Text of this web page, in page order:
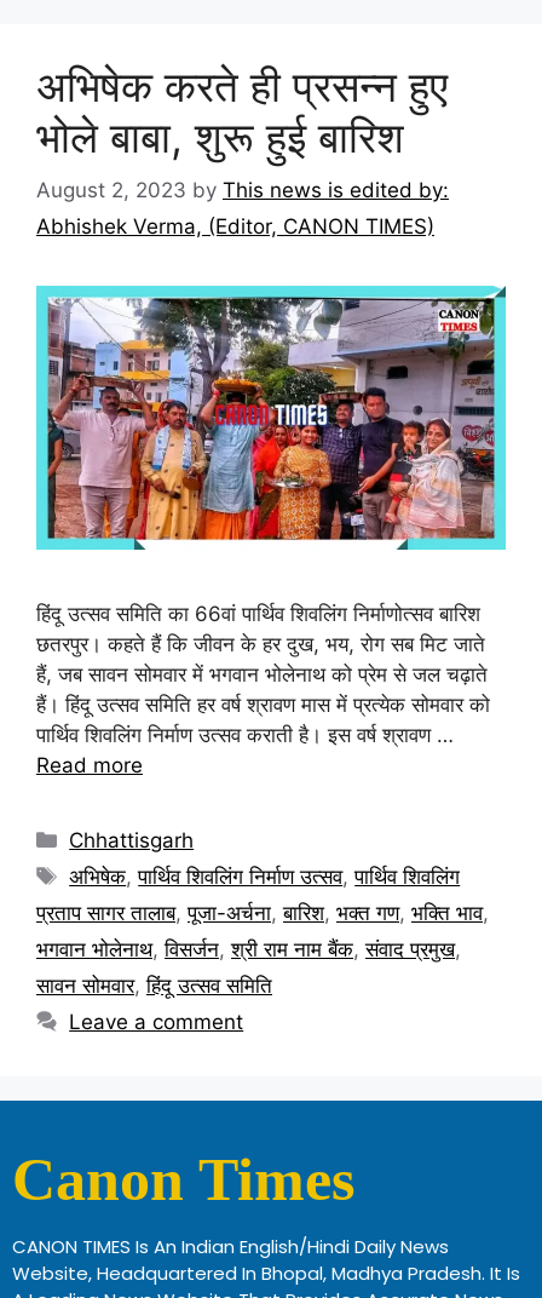
अभिषेक करते ही प्रसन्न हुए
भोले बाबा, शुरू हुई बारिश
August 2, 2023 by This news is edited by:
Abhishek Verma, (Editor, CANON TIMES)
हिंदू उत्सव समिति का 66वां पार्थिव शिवलिंग निर्माणोत्सव बारिश
छतरपुर। कहते हैं कि जीवन के हर दुख, भय, रोग सब मिट जाते
हैं, जब सावन सोमवार में भगवान भोलेनाथ को प्रेम से जल चढ़ाते
हैं। हिंदू उत्सव समिति हर वर्ष श्रावण मास में प्रत्येक सोमवार को
पार्थिव शिवलिंग निर्माण उत्सव कराती है। इस वर्ष श्रावण …
Read more
Chhattisgarh
अभिषेक,पार्थिव शिवलिंग निर्माण उत्सव,पार्थिव शिवलिंग
प्रताप सागर तालाब,पूजा-अर्चना,बारिश, भक्त गण, भक्ति भाव,
भगवान भोलेनाथ,विसर्जन,श्री राम नाम बैंक,संवाद प्रमुख,
सावन सोमवार,हिंदू उत्सव समिति
Leave a comment
Canon Times
CANON TIMES Is An Indian English/Hindi Daily News
Website, Headquartered In Bhopal, Madhya Pradesh. It Is